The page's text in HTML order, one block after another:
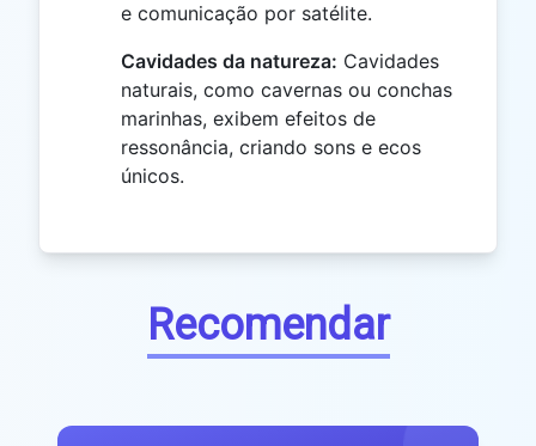
e comunicação por satélite.
Cavidades da natureza: Cavidades
naturais, como cavernas ou conchas
marinhas, exibem efeitos de
ressonância, criando sons e ecos
únicos.
Recomendar